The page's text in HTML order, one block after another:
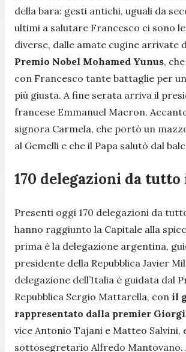
della bara: gesti antichi, uguali da
ultimi a salutare Francesco ci sono
diverse, dalle amate cugine arrivate
Premio Nobel Mohamed Yunus,
con Francesco tante battaglie per
più giusta. A fine serata arriva il
francese Emmanuel Macron. Accanto
signora Carmela, che portò un
al Gemelli e che il Papa salutò dal
170 delegazioni da
Presenti oggi 170 delegazioni da
hanno raggiunto la Capitale alla
prima è la delegazione argentina,
presidente della Repubblica Javier
delegazione dell’Italia è guidata dal
Repubblica Sergio Mattarella, con il
rappresentato dalla premier
vice Antonio Tajani e Matteo Salvini,
sottosegretario Alfredo Mantovano.